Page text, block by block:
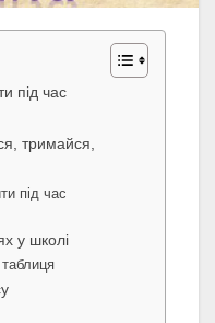
під час
тримайся,
під час
у школі
таблиця